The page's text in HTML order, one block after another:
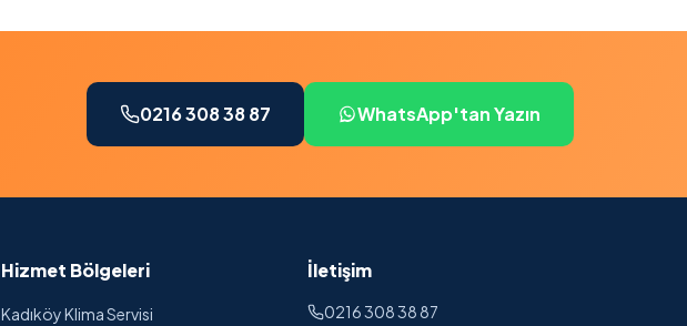
0216 308 38 87 WhatsApp'tan Yazın
Hizmet Bölgeleri
Kadıköy Klima Servisi
İletişim
0216 308 38 87